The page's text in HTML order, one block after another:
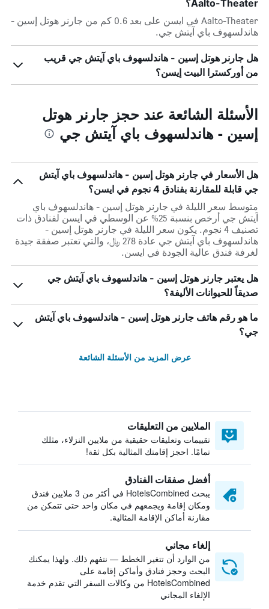
Aalto-Theater؟
Aalto-Theater في ايسن على بعد 0.6 كم من جارنر هوتل إسين -
هاندلسهوف باي آيتش جي.
هل جارنر هوتل إسين - هاندلسهوف باي آيتش جي قريب
من أوركسترا البيت إيسن؟
الأسئلة الشائعة عند حجز جارنر هوتل
إسين - هاندلسهوف باي آيتش جي
هل الأسعار في جارنر هوتل إسين - هاندلسهوف باي آيتش
جي قابلة للمقارنة بفنادق 4 نجوم في ايسن؟
متوسط سعر الليلة في جارنر هوتل إسين - هاندلسهوف باي
آيتش جي أرخص بنسبة 25% عن الوسطي في ايسن لفنادق ذات
تصنيف 4 نجوم. يكون سعر الليلة في جارنر هوتل إسين -
هاندلسهوف باي آيتش جي عادة 278 ﷼، والتي تعتبر صفقة جيدة
لغرفة فندق عالية الجودة في ايسن.
هل يعتبر جارنر هوتل إسين - هاندلسهوف باي آيتش جي
صديقاً للحيوانات الأليفة؟
ما هو رقم هاتف جارنر هوتل إسين - هاندلسهوف باي آيتش
جي؟
عرض المزيد من الأسئلة الشائعة
الملايين من التعليقات
تقييمات وتعليقات حقيقية من ملايين النزلاء، مثلك
تمامًا. احجز إقامتك المثالية بكل ثقة!
أفضل صفقات الفنادق
يبحث HotelsCombined في أكثر من 3 ملايين فندق
ومكان إقامة ويجمعهم في مكان واحد حتى تتمكن من
مقارنة أماكن الإقامة المثالية.
إلغاء مجاني
من الوارد أن تتغير الخطط — نتفهم ذلك. ولهذا يمكنك
البحث وحجز فنادق وأماكن إقامة على
HotelsCombined من وكالات السفر التي تقدم خدمة
الإلغاء المجاني